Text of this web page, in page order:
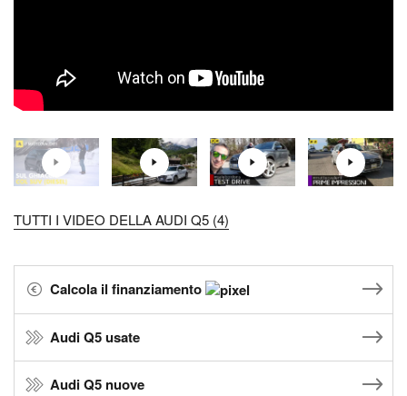
TUTTI I VIDEO DELLA AUDI Q5 (4)
Calcola il finanziamento
Audi Q5 usate
Audi Q5 nuove